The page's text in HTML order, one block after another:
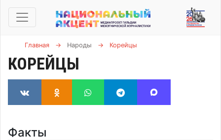
Главная → Народы → Корейцы
КОРЕЙЦЫ
Факты